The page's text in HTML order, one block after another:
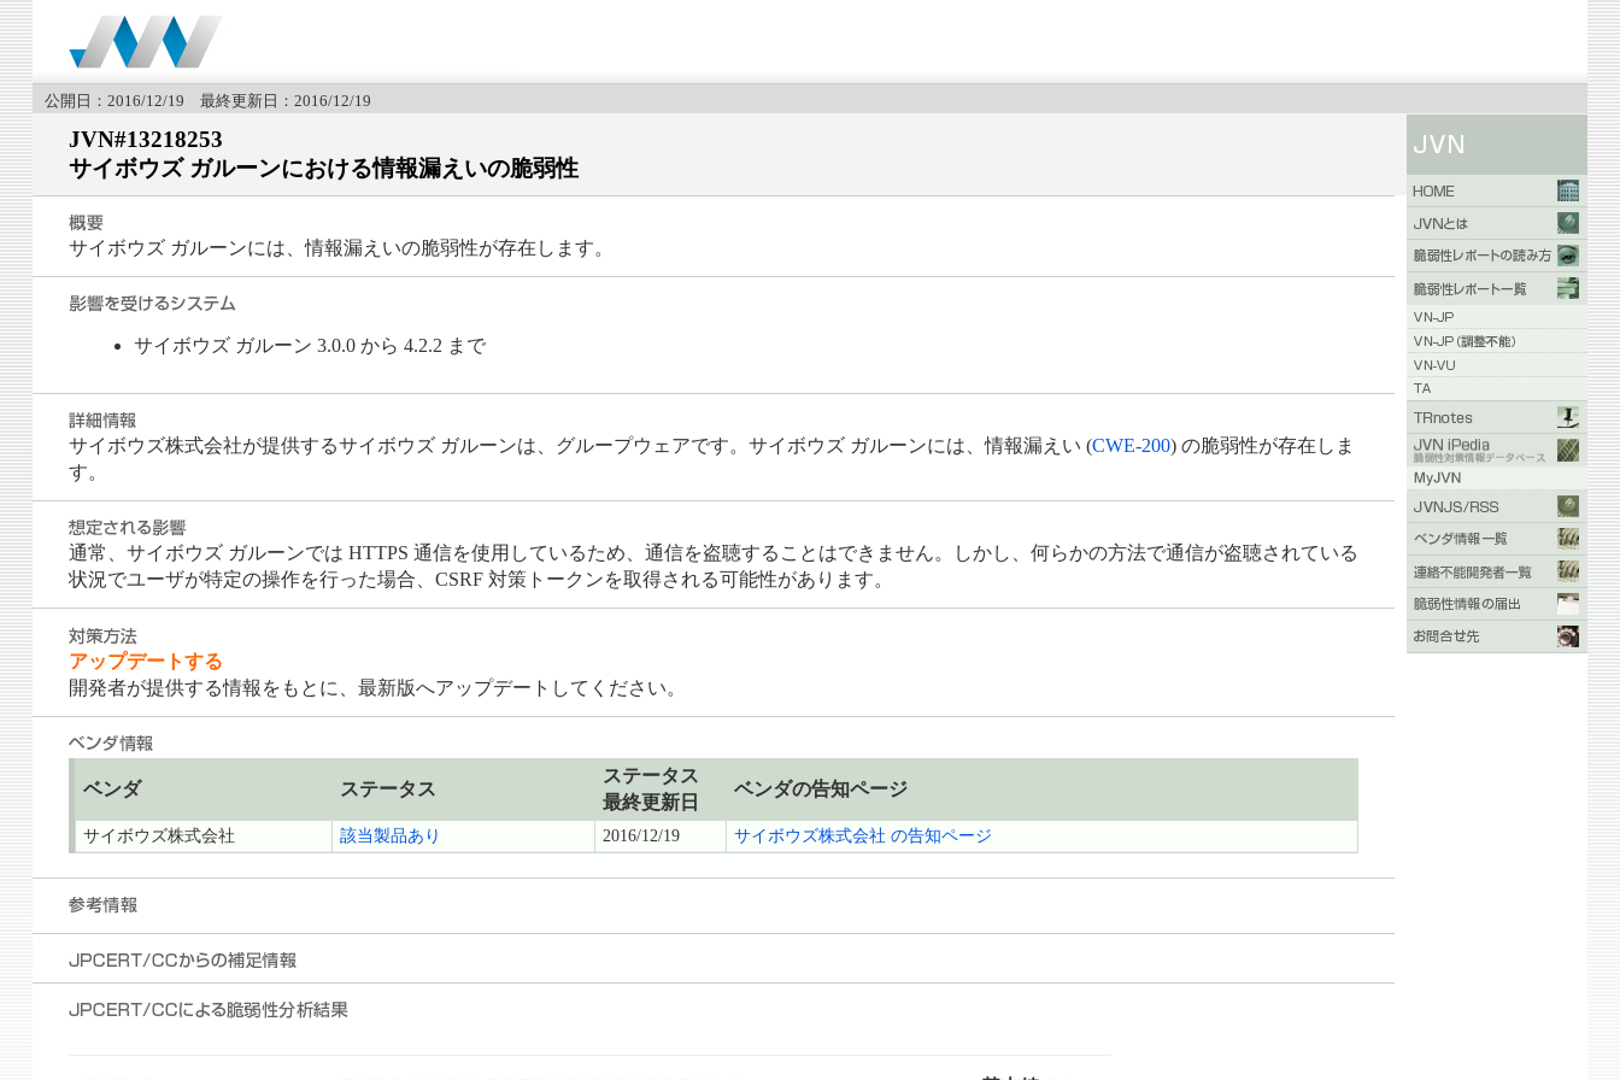
公開日：2016/12/19 最終更新日：2016/12/19
JVN#13218253
サイボウズ ガルーンにおける情報漏えいの脆弱性
サイボウズ ガルーンには、情報漏えいの脆弱性が存在します。
サイボウズ ガルーン 3.0.0 から 4.2.2 まで
サイボウズ株式会社が提供するサイボウズ ガルーンは、グループウェアです。サイボウズ ガルーンには、情報漏えい (CWE-200) の脆弱性が存在しま
す。
通常、サイボウズ ガルーンでは HTTPS 通信を使用しているため、通信を盗聴することはできません。しかし、何らかの方法で通信が盗聴されている
状況でユーザが特定の操作を行った場合、CSRF 対策トークンを取得される可能性があります。
アップデートする
開発者が提供する情報をもとに、最新版へアップデートしてください。
ベンダ ステータス
ステータス
最終更新日
ベンダの告知ページ
サイボウズ株式会社 該当製品あり 2016/12/19 サイボウズ株式会社 の告知ページ